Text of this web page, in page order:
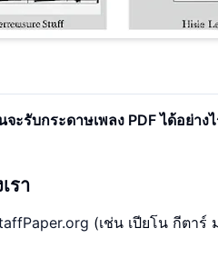
จะรับกระดาษเพลง PDF ได้อย่าง
รา
(เช่น เปียโน กีตาร์